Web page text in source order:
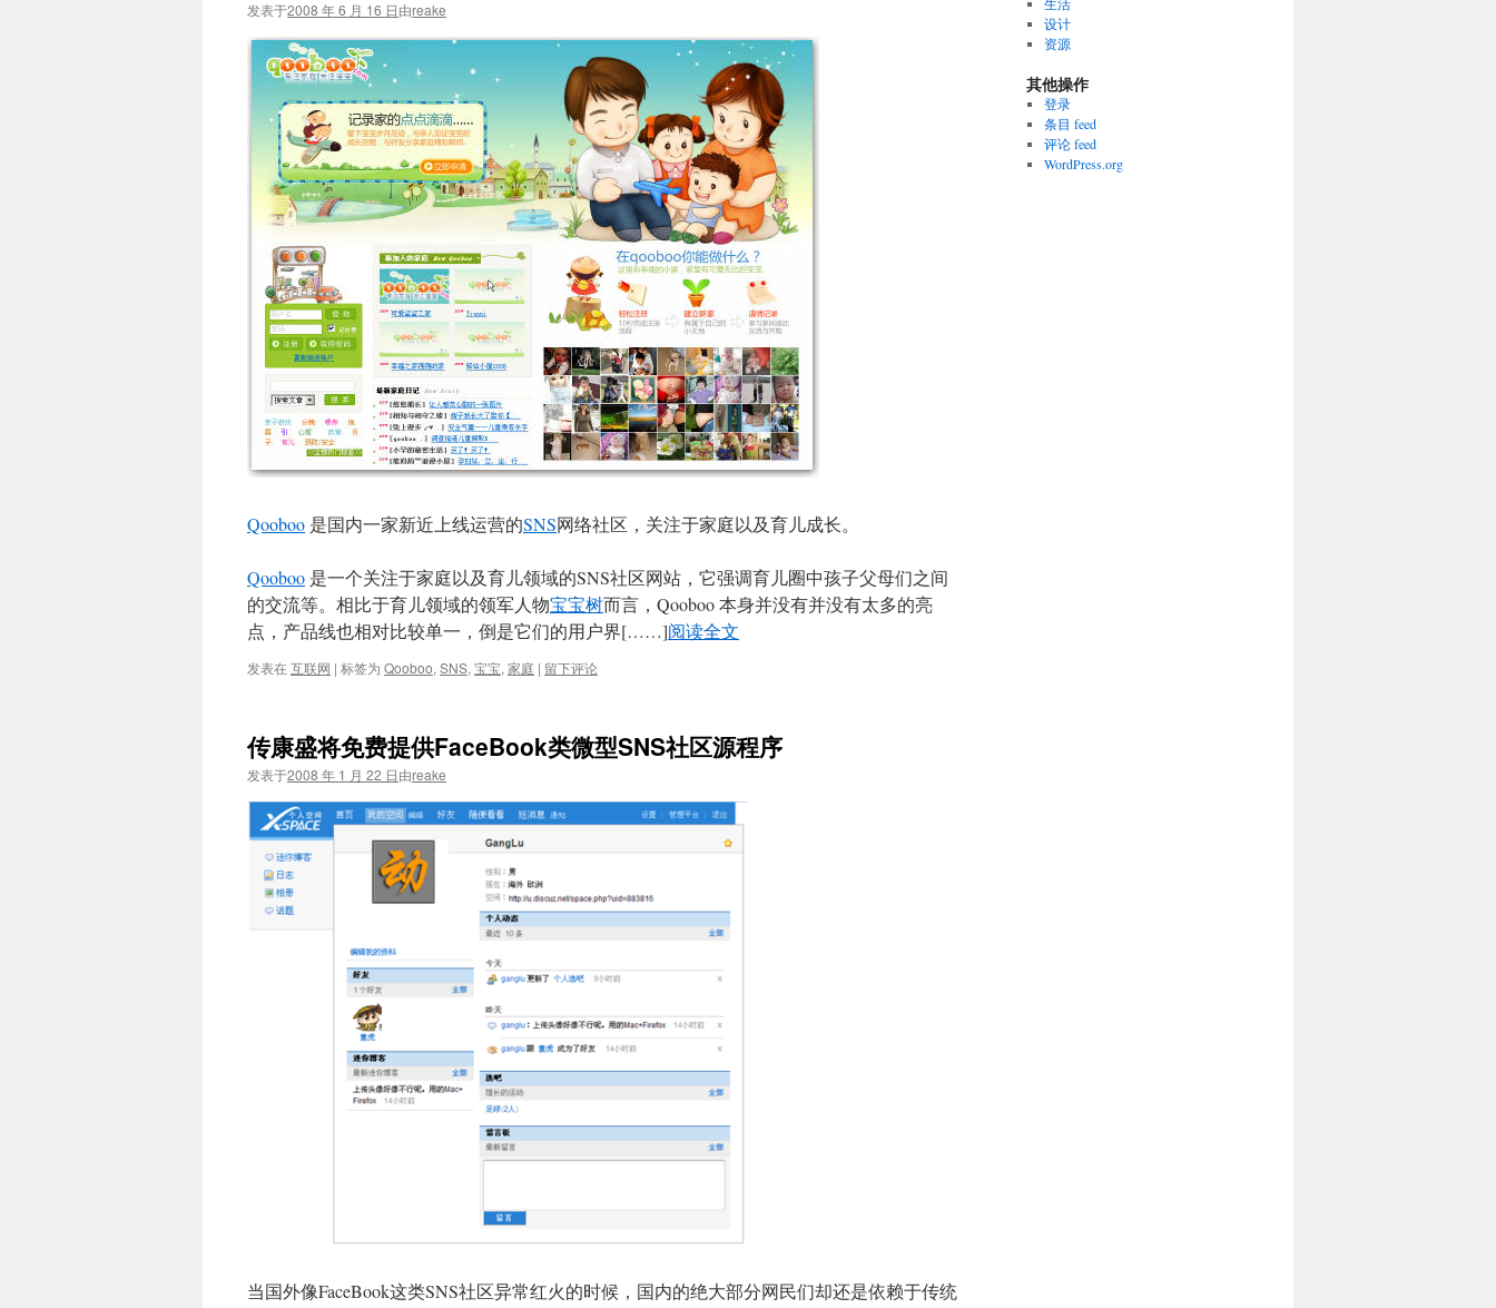
发表于2008 年 6 月 16 日由reake
Qooboo 是国内一家新近上线运营的SNS网络社区，关注于家庭以及育儿成长。
Qooboo 是一个关注于家庭以及育儿领域的SNS社区网站，它强调育儿圈中孩子父母们之间
的交流等。相比于育儿领域的领军人物宝宝树而言，Qooboo 本身并没有并没有太多的亮
点，产品线也相对比较单一，倒是它们的用户界[……]阅读全文
发表在互联网 | 标签为 Qooboo, SNS, 宝宝, 家庭 | 留下评论
传康盛将免费提供FaceBook类微型SNS社区源程序
发表于2008 年 1 月 22 日由reake
当国外像FaceBook这类SNS社区异常红火的时候，国内的绝大部分网民们却还是依赖于传统
设计
资源
其他操作
登录
条目 feed
评论 feed
WordPress.org